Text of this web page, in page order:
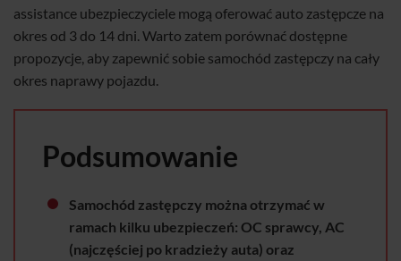
assistance ubezpieczyciele mogą oferować auto zastępcze na
okres od 3 do 14 dni. Warto zatem porównać dostępne
propozycje, aby zapewnić sobie samochód zastępczy na cały
okres naprawy pojazdu.
Podsumowanie
Samochód zastępczy można otrzymać w
ramach kilku ubezpieczeń: OC sprawcy, AC
(najczęściej po kradzieży auta) oraz